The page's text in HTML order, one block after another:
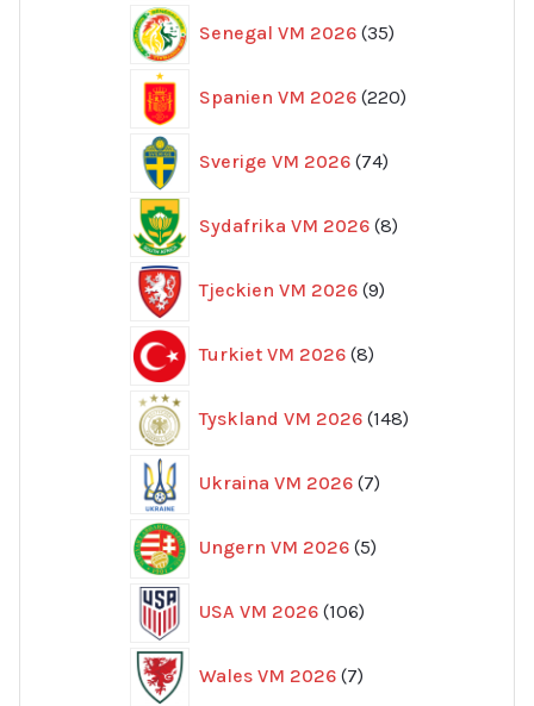
Senegal VM 2026 35
produkter
Spanien VM 2026 220
produkter
Sverige VM 2026 74
produkter
Sydafrika VM 2026 8
produkter
Tjeckien VM 2026 9
produkter
Turkiet VM 2026 8
produkter
Tyskland VM 2026 148
produkter
Ukraina VM 2026 7
produkter
Ungern VM 2026 5
produkter
USA VM 2026 106
produkter
Wales VM 2026 7
produkter